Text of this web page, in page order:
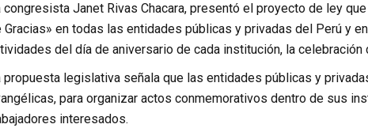
congresista Janet Rivas Chacara, presentó el proyecto de ley
Gracias» en todas las entidades públicas y privadas del Perú y
del día de aniversario de cada institución, la celebración
propuesta legislativa señala que las entidades públicas y
para organizar actos conmemorativos dentro de sus
interesados.